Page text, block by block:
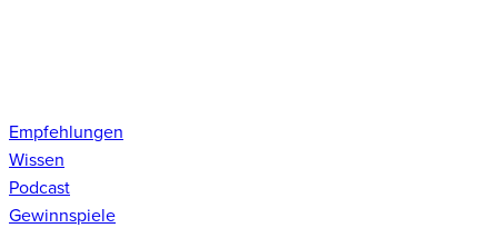
Empfehlungen
Wissen
Podcast
Gewinnspiele